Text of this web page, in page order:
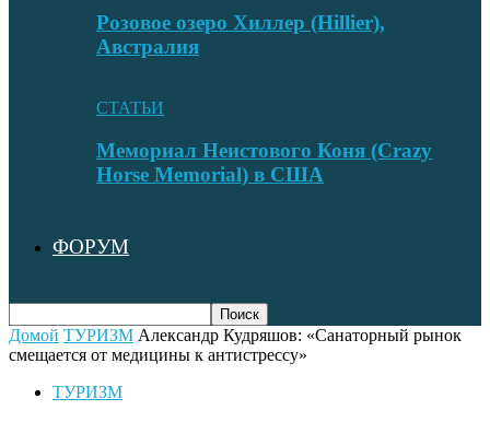
Розовое озеро Хиллер (Hillier),
Австралия
СТАТЬИ
Мемориал Неистового Коня (Crazy
Horse Memorial) в США
ФОРУМ
Домой ТУРИЗМ Александр Кудряшов: «Санаторный рынок
смещается от медицины к антистрессу»
ТУРИЗМ